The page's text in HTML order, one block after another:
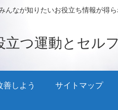
なが知りたいお役立ち情報が得ら
立つ運動とセル
善しよう サイトマップ